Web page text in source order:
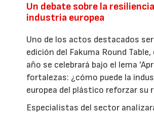
Un debate sobre la
industria europea
Uno de los actos destacados
edición del Fakuma Round
año se celebrará bajo el lema
fortalezas: ¿cómo puede la
europea del plástico reforzar su
Especialistas del sector